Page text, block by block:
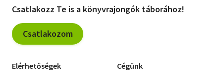
Csatlakozz Te is a könyvrajongók táborához!
Csatlakozom
Elérhetőségek Cégünk